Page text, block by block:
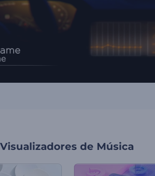
Visualizadores de Música